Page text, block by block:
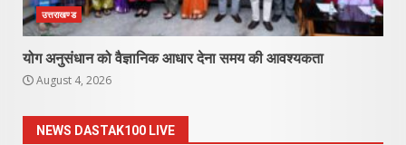
उत्तराखण्ड
योग अनुसंधान को वैज्ञानिक आधार देना समय की आवश्यकता
August 4, 2026
NEWS DASTAK100 LIVE